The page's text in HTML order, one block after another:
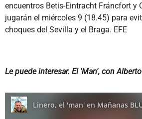
encuentros Betis-Eintracht Fráncfort y
jugarán el miércoles 9 (18.45) para
choques del Sevilla y el Braga. EFE
Le puede interesar. El 'Man', con